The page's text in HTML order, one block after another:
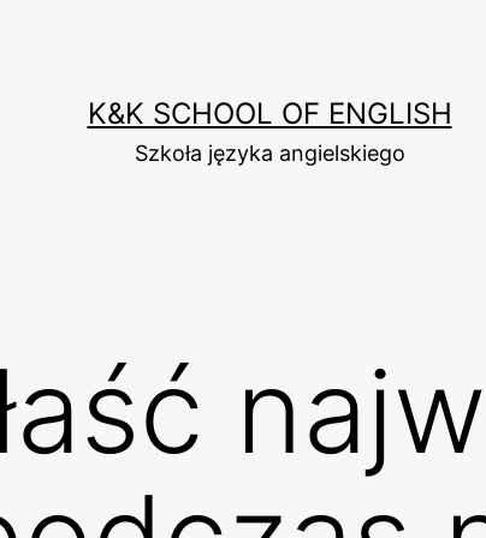
K&K SCHOOL OF ENGLISH
Szkoła języka angielskiego